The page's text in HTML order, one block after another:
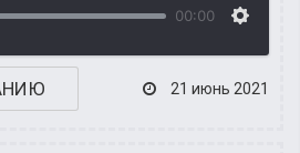
00:00
21 июнь 2021